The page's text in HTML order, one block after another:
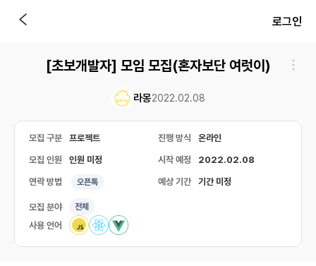
로그인
[초보개발자] 모임 모집ㅤㅤ(혼자보단 여럿이)
라몽2022.02.08
모집 구분 프로젝트 진행 방식 온라인
모집 인원 인원 미정 시작 예정 2022.02.08
연락 방법 오픈톡 예상 기간 기간 미정
모집 분야 전체
사용 언어